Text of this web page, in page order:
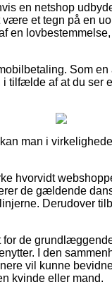
en netshop
et tegn på en
en
Som
tilfælde af at du ser
man i
hvorvidt
de gældende
Derudover
de
I den
vil kunne
kvinde eller mand.